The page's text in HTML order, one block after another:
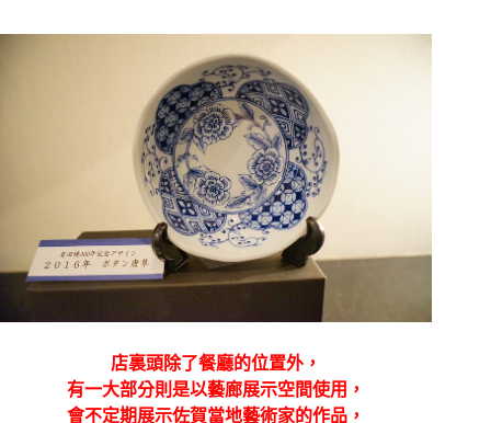
店裏頭除了餐廳的位置外，
有一大部分則是以藝廊展示空間使用，
會不定期展示佐賀當地藝術家的作品，